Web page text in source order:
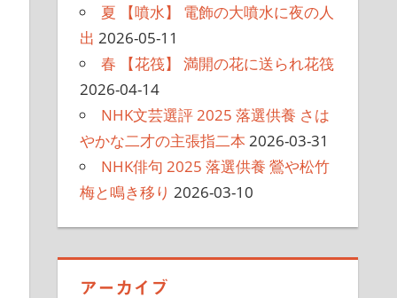
夏 【噴水】 電飾の大噴水に夜の人
出 2026-05-11
春 【花筏】 満開の花に送られ花筏
2026-04-14
NHK文芸選評 2025 落選供養 さは
やかな二才の主張指二本 2026-03-31
NHK俳句 2025 落選供養 鶯や松竹
梅と鳴き移り 2026-03-10
アーカイブ